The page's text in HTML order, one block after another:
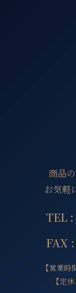
商品
お気軽
TEL :
FAX :
【営業
【定